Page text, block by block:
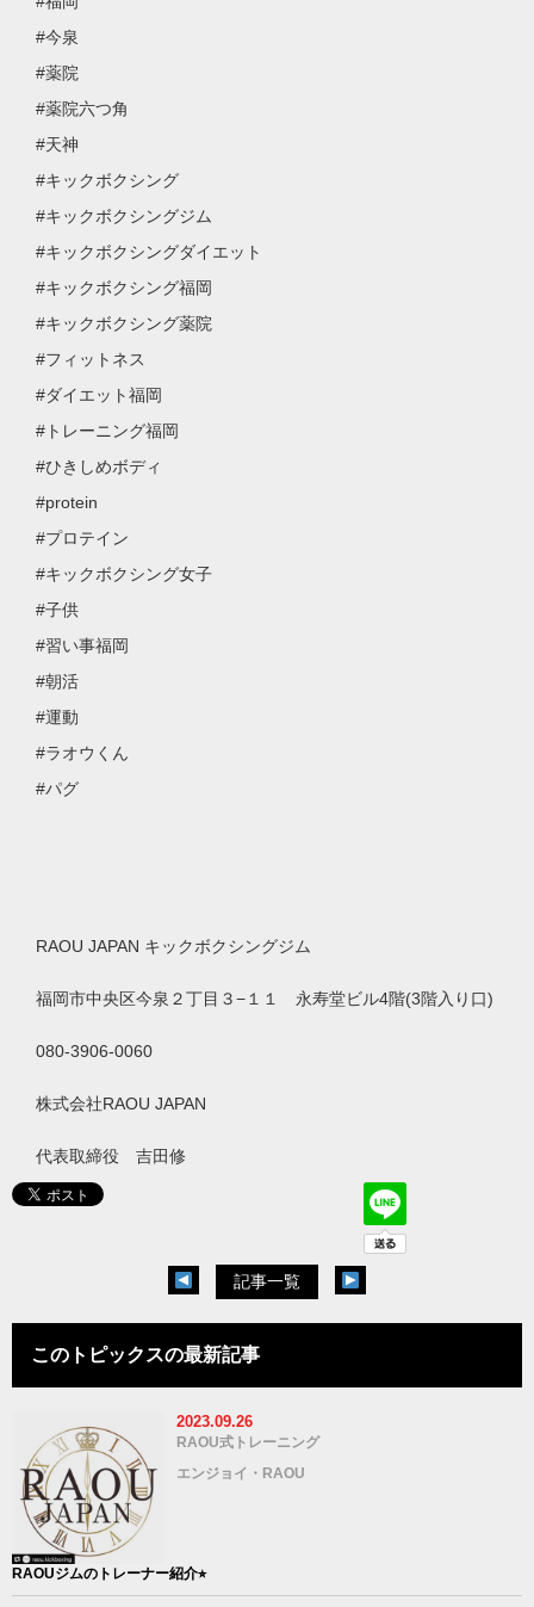
#今泉
#薬院
#薬院六つ角
#天神
#キックボクシング
#キックボクシングジム
#キックボクシングダイエット
#キックボクシング福岡
#キックボクシング薬院
#フィットネス
#ダイエット福岡
#トレーニング福岡
#ひきしめボディ
#protein
#プロテイン
#キックボクシング女子
#子供
#習い事福岡
#朝活
#運動
#ラオウくん
#パグ
RAOU JAPAN キックボクシングジム
福岡市中央区今泉２丁目３− １１ 永寿堂ビル4階(3階入り口)
080-3906-0060
株式会社RAOU JAPAN
代表取締役 吉田修
記事一覧
このトピックスの最新記事
2023.09.26
RAOU式トレーニング
エンジョイ・RAOU
RAOUジムのトレーナー紹介⭐︎